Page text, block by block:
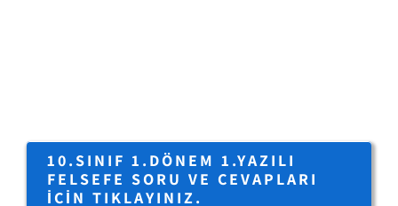
10.SINIF 1.DÖNEM 1.YAZILI
FELSEFE SORU VE CEVAPLARI
IÇIN TIKLAYINIZ.